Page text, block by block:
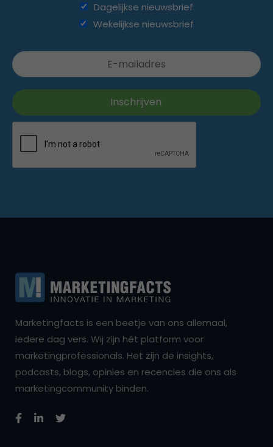
Dagelijkse nieuwsbrief
Wekelijkse nieuwsbrief
Marketingfacts is een beetje van ons allemaal,
iedere dag vers. Wij zijn hét platform voor
marketingprofessionals. Het zijn de insights,
podcasts, blogs, opinies en recencies die ons als
marketingcommunity binden.